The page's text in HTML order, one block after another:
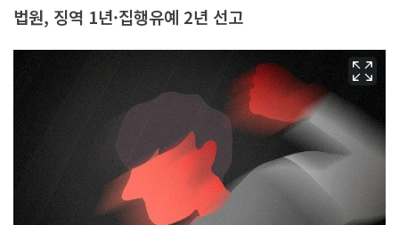
법원, 징역 1년·집행유예 2년 선고